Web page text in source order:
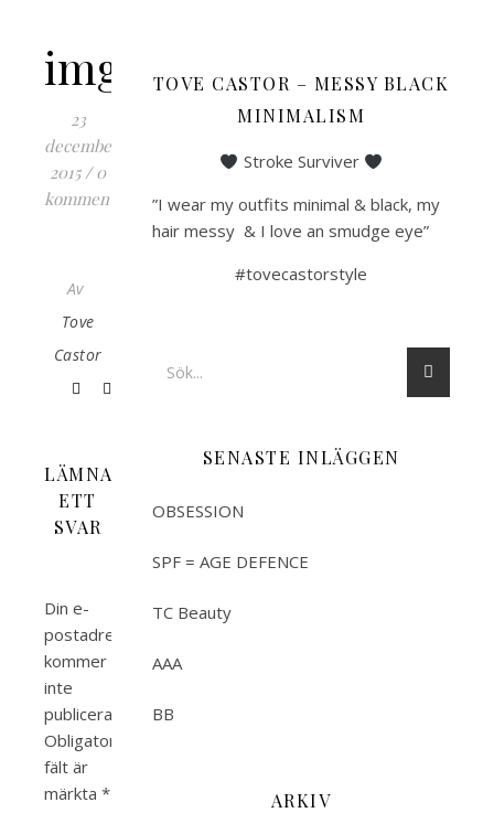
img_0906.jpeg
23
december,
2015 / 0
kommentarer
Av
Tove
Castor
LÄMNA
ETT
SVAR
Din e-
postadress
kommer
inte
publiceras.
Obligatoriska
fält är
märkta *
TOVE CASTOR – MESSY BLACK
MINIMALISM
Stroke Surviver
”I wear my outfits minimal & black, my
hair messy & I love an smudge eye”
#tovecastorstyle
SENASTE INLÄGGEN
OBSESSION
SPF = AGE DEFENCE
TC Beauty
AAA
BB
ARKIV